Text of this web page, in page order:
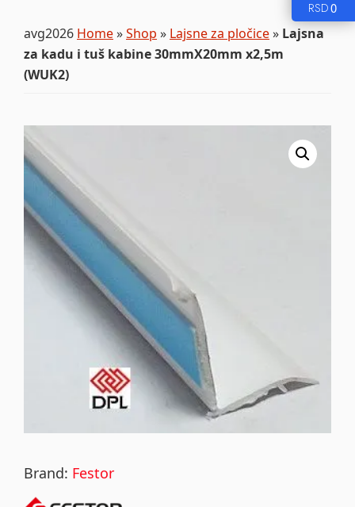
avg2026 Home»Shop » Lajsne za pločice» Lajsna
za kadu i tuš kabine 30mmX20mm x2,5m
(WUK2)
Brand: Festor
RSD0